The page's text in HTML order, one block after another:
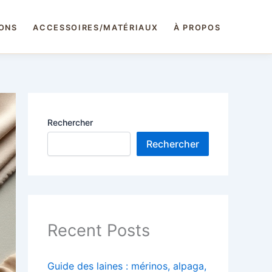
ACCESSOIRES/MATÉRIAUX À PROPOS
Rechercher
Rechercher
Recent Posts
Guide des laines : mérinos, alpaga,